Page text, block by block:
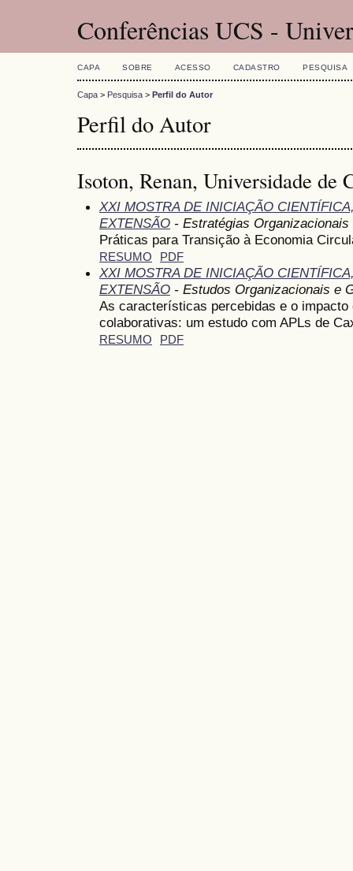
Conferências UCS -
CAPA SOBRE ACESSO CADASTRO PESQUISA
Capa > Pesquisa > Perfil do Autor
Perfil do Autor
Isoton, Renan, Universidade de
XXI MOSTRA DE INICIAÇÃO
EXTENSÃO - Estratégias Organizacionais
Práticas para Transição à Economia
RESUMO PDF
XXI MOSTRA DE INICIAÇÃO
EXTENSÃO - Estudos Organizacionais e
As características percebidas e o impacto
colaborativas: um estudo com APLs de
RESUMO PDF